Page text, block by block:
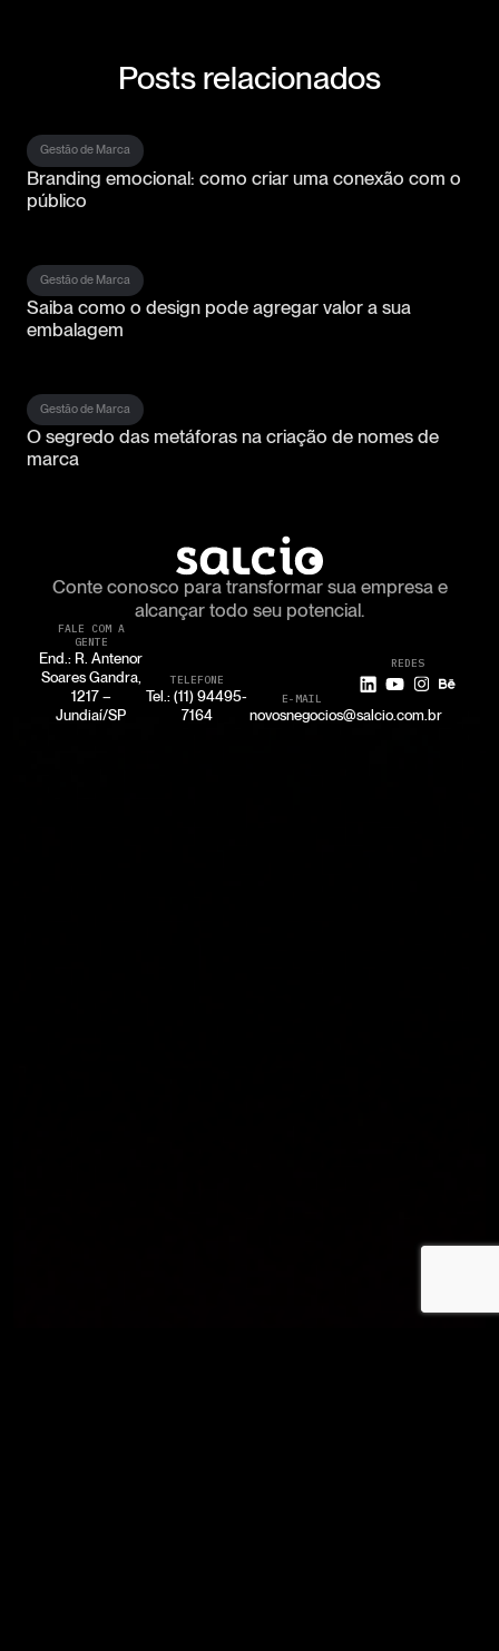
Posts relacionados
Gestão de Marca
Branding emocional: como criar uma conexão com o
público
Gestão de Marca
Saiba como o design pode agregar valor a sua
embalagem
Gestão de Marca
O segredo das metáforas na criação de nomes de
marca
Conte conosco para transformar sua empresa e
alcançar todo seu potencial.
FALE COM A
GENTE
End.: R. Antenor
Soares Gandra,
1217 –
Jundiaí/SP
TELEFONE
Tel.: (11) 94495-
7164
E-MAIL
novosnegocios@salcio.com.br
REDES